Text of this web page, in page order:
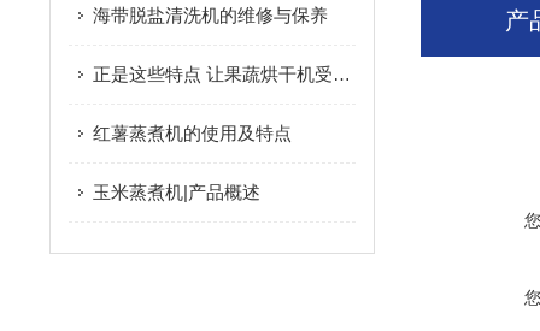
海带脱盐清洗机的维修与保养
正是这些特点 让果蔬烘干机受到大家的欢迎
红薯蒸煮机的使用及特点
玉米蒸煮机|产品概述
产